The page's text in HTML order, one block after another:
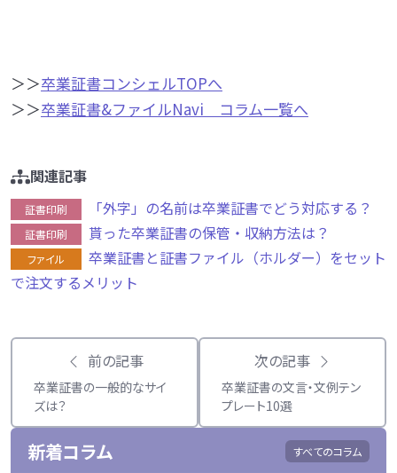
＞＞卒業証書コンシェルTOPへ
＞＞卒業証書&ファイルNavi コラム一覧へ
関連記事
証書印刷 「外字」の名前は卒業証書でどう対応する？
証書印刷 貰った卒業証書の保管・収納方法は？
ファイル
卒業証書と証書ファイル（ホルダー）をセット
で注文するメリット
前の記事
卒業証書の一般的なサイ
ズは？
次の記事
卒業証書の文言・文例テン
プレート10選
新着コラム すべてのコラム